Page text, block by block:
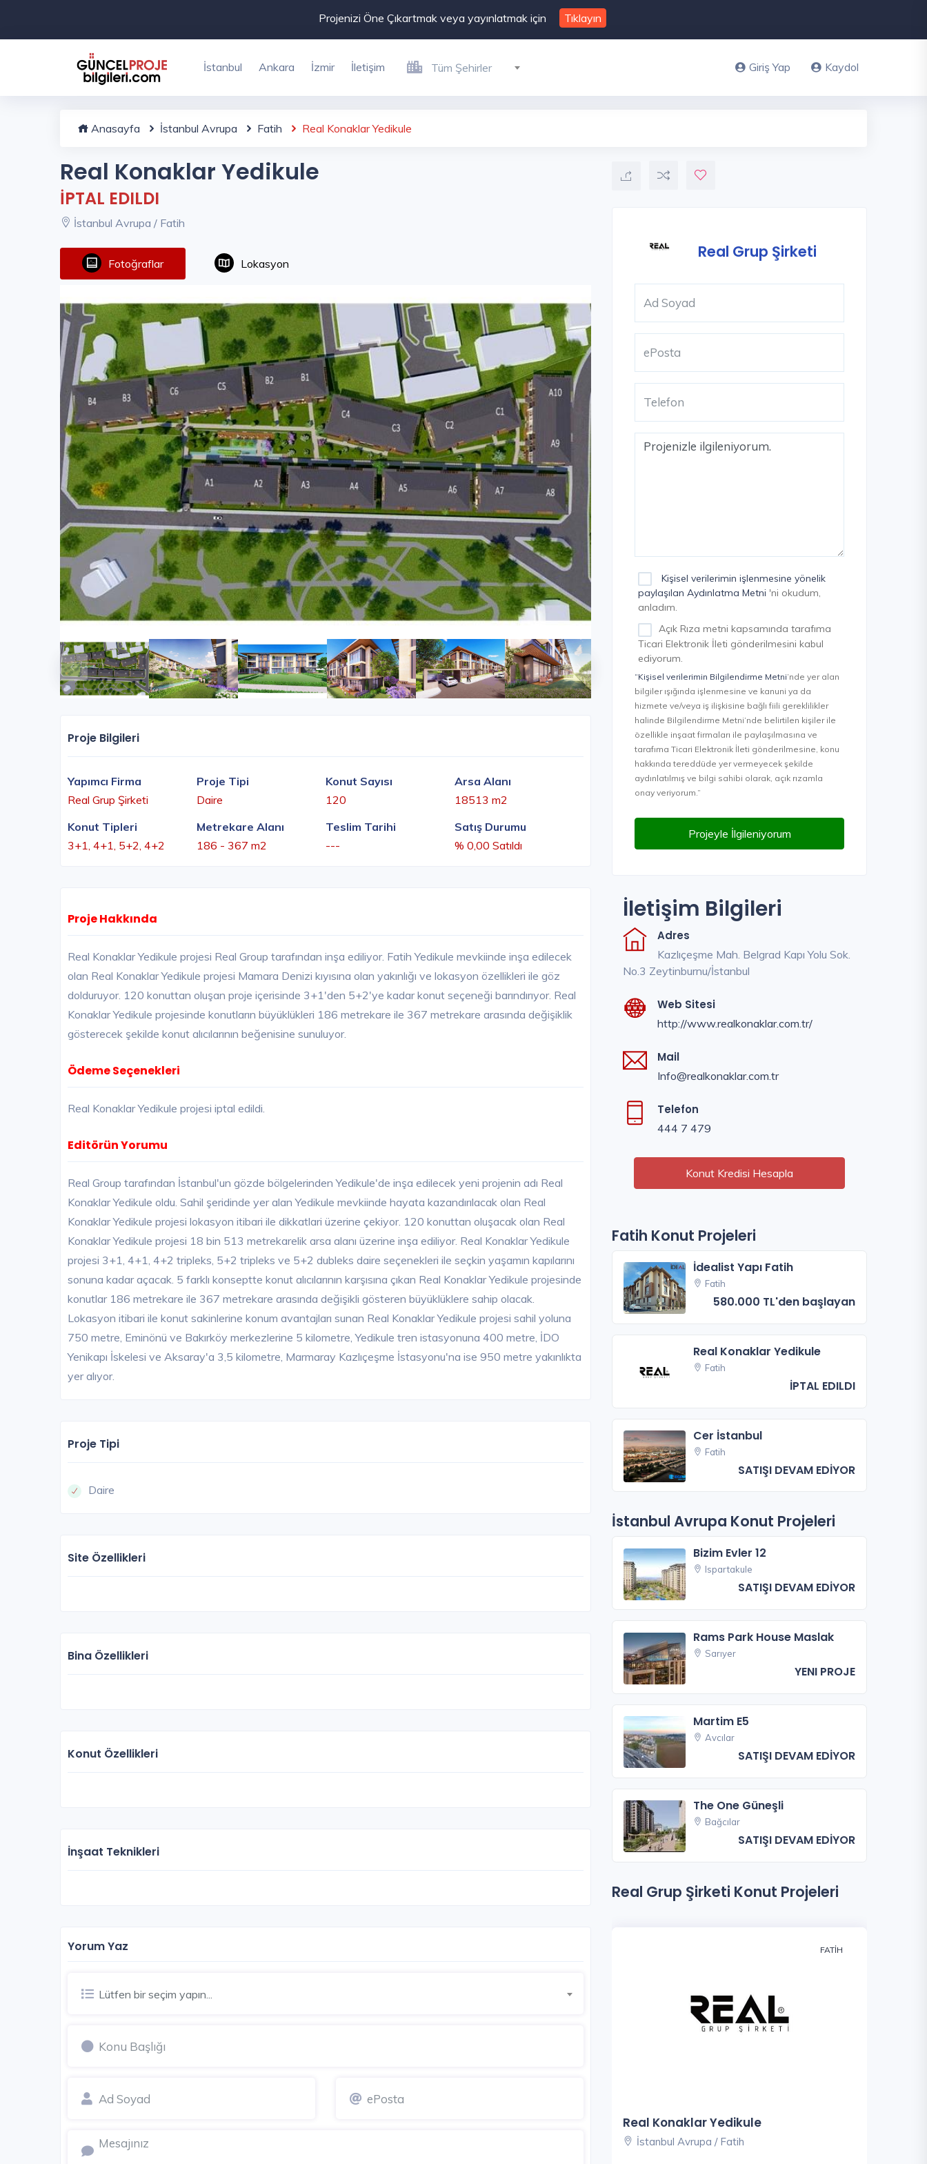
Projenizi Öne Çıkartmak veya yayınlatmak için Tıklayın
İstanbul Ankara İzmir İletişim Tüm Şehirler Giriş Yap Kaydol
Anasayfa İstanbul Avrupa Fatih Real Konaklar Yedikule
Real Konaklar Yedikule
İPTAL EDILDI
İstanbul Avrupa / Fatih
Fotoğraflar Lokasyon
Proje Bilgileri
Yapımcı Firma
Real Grup Şirketi
Proje Tipi
Daire
Konut Sayısı
120
Arsa Alanı
18513 m2
Konut Tipleri
3+1, 4+1, 5+2, 4+2
Metrekare Alanı
186 - 367 m2
Teslim Tarihi
---
Satış Durumu
% 0,00 Satıldı
Proje Hakkında
Real Konaklar Yedikule projesi Real Group tarafından inşa ediliyor. Fatih Yedikule mevkiinde inşa edilecek
olan Real Konaklar Yedikule projesi Mamara Denizi kıyısına olan yakınlığı ve lokasyon özellikleri ile göz
dolduruyor. 120 konuttan oluşan proje içerisinde 3+1'den 5+2'ye kadar konut seçeneği barındırıyor. Real
Konaklar Yedikule projesinde konutların büyüklükleri 186 metrekare ile 367 metrekare arasında değişiklik
gösterecek şekilde konut alıcılarının beğenisine sunuluyor.
Ödeme Seçenekleri
Real Konaklar Yedikule projesi iptal edildi.
Editörün Yorumu
Real Group tarafından İstanbul'un gözde bölgelerinden Yedikule'de inşa edilecek yeni projenin adı Real
Konaklar Yedikule oldu. Sahil şeridinde yer alan Yedikule mevkiinde hayata kazandırılacak olan Real
Konaklar Yedikule projesi lokasyon itibari ile dikkatlari üzerine çekiyor. 120 konuttan oluşacak olan Real
Konaklar Yedikule projesi 18 bin 513 metrekarelik arsa alanı üzerine inşa ediliyor. Real Konaklar Yedikule
projesi 3+1, 4+1, 4+2 tripleks, 5+2 tripleks ve 5+2 dubleks daire seçenekleri ile seçkin yaşamın kapılarını
sonuna kadar açacak. 5 farklı konseptte konut alıcılarının karşısına çıkan Real Konaklar Yedikule projesinde
konutlar 186 metrekare ile 367 metrekare arasında değişikli gösteren büyüklüklere sahip olacak.
Lokasyon itibari ile konut sakinlerine konum avantajları sunan Real Konaklar Yedikule projesi sahil yoluna
750 metre, Eminönü ve Bakırköy merkezlerine 5 kilometre, Yedikule tren istasyonuna 400 metre, İDO
Yenikapı İskelesi ve Aksaray'a 3,5 kilometre, Marmaray Kazlıçeşme İstasyonu'na ise 950 metre yakınlıkta
yer alıyor.
Proje Tipi
Daire
Site Özellikleri
Bina Özellikleri
Konut Özellikleri
İnşaat Teknikleri
Yorum Yaz
Lütfen bir seçim yapın...
Real Grup Şirketi
Kişisel verilerimin işlenmesine yönelik
paylaşılan Aydınlatma Metni 'ni okudum,
anladım.
Açık Rıza metni kapsamında tarafıma
Ticari Elektronik İleti gönderilmesini kabul
ediyorum.
“Kişisel verilerimin Bilgilendirme Metni’nde yer alan
bilgiler ışığında işlenmesine ve kanuni ya da
hizmete ve/veya iş ilişkisine bağlı fiili gereklilikler
halinde Bilgilendirme Metni’nde belirtilen kişiler ile
özellikle inşaat firmaları ile paylaşılmasına ve
tarafıma Ticari Elektronik İleti gönderilmesine, konu
hakkında tereddüde yer vermeyecek şekilde
aydınlatılmış ve bilgi sahibi olarak, açık rızamla
onay veriyorum.”
Projeyle İlgileniyorum
İletişim Bilgileri
Adres
Kazlıçeşme Mah. Belgrad Kapı Yolu Sok.
No.3 Zeytinburnu/İstanbul
Web Sitesi
http://www.realkonaklar.com.tr/
Mail
Info@realkonaklar.com.tr
Telefon
444 7 479
Konut Kredisi Hesapla
Fatih Konut Projeleri
İdealist Yapı Fatih
Fatih
580.000 TL'den başlayan
Real Konaklar Yedikule
Fatih
İPTAL EDILDI
Cer İstanbul
Fatih
SATIŞI DEVAM EDİYOR
İstanbul Avrupa Konut Projeleri
Bizim Evler 12
Ispartakule
SATIŞI DEVAM EDİYOR
Rams Park House Maslak
Sarıyer
YENI PROJE
Martim E5
Avcılar
SATIŞI DEVAM EDİYOR
The One Güneşli
Bağcılar
SATIŞI DEVAM EDİYOR
Real Grup Şirketi Konut Projeleri
FATIH
Real Konaklar Yedikule
İstanbul Avrupa / Fatih